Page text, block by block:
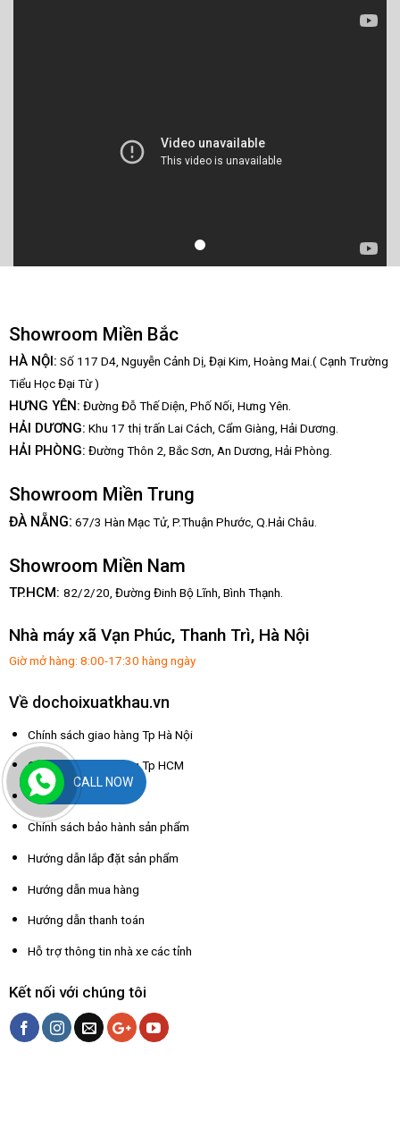
Showroom Miền Bắc
HÀ NỘI: Số 117 D4, Nguyễn Cảnh Dị, Đại Kim, Hoàng Mai.( Cạnh Trường
Tiểu Học Đại Từ )
HƯNG YÊN: Đường Đỗ Thế Diện, Phố Nối, Hưng Yên.
HẢI DƯƠNG: Khu 17 thị trấn Lai Cách, Cẩm Giàng, Hải Dương.
HẢI PHÒNG: Đường Thôn 2, Bắc Sơn, An Dương, Hải Phòng.
Showroom Miền Trung
ĐÀ NẴNG: 67/3 Hàn Mạc Tử, P.Thuận Phước, Q.Hải Châu.
Showroom Miền Nam
TP.HCM: 82/2/20, Đường Đinh Bộ Lĩnh, Bình Thạnh.
Nhà máy xã Vạn Phúc, Thanh Trì, Hà Nội
Giờ mở hàng: 8:00-17:30 hàng ngày
Về dochoixuatkhau.vn
Chính sách giao hàng Tp Hà Nội
Chính sách giao hàng Tp HCM
Chính sách đổi trả
Chính sách bảo hành sản phẩm
Hướng dẫn lắp đặt sản phẩm
Hướng dẫn mua hàng
Hướng dẫn thanh toán
Hỗ trợ thông tin nhà xe các tỉnh
Kết nối với chúng tôi
CALL NOW